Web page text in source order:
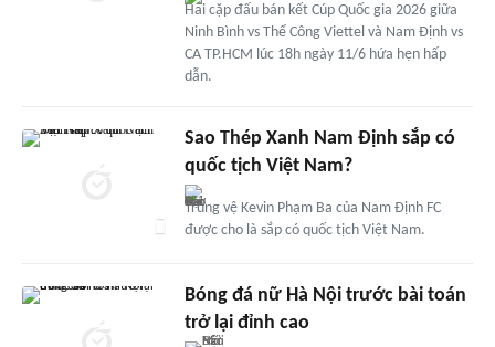
Hai cặp đấu bán kết Cúp Quốc gia 2026 giữa
Ninh Bình vs Thể Công Viettel và Nam Định vs
CA TP.HCM lúc 18h ngày 11/6 hứa hẹn hấp
dẫn.
Sao Thép Xanh Nam Định sắp có
quốc tịch Việt Nam?
Trung vệ Kevin Phạm Ba của Nam Định FC
được cho là sắp có quốc tịch Việt Nam.
Bóng đá nữ Hà Nội trước bài toán
trở lại đỉnh cao